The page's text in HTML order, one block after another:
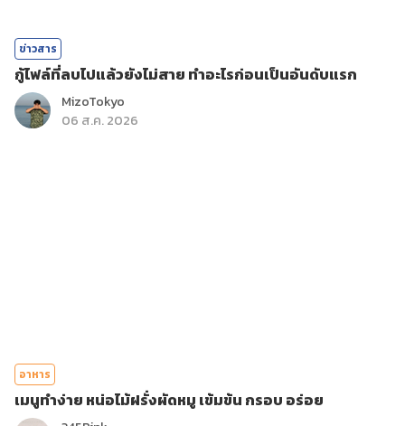
ข่าวสาร
กู้ไฟล์ที่ลบไปแล้วยังไม่สาย ทำอะไรก่อนเป็นอันดับแรก
MizoTokyo
06 ส.ค. 2026
อาหาร
เมนูทำง่าย หน่อไม้ฝรั่งผัดหมู เข้มข้น กรอบ อร่อย